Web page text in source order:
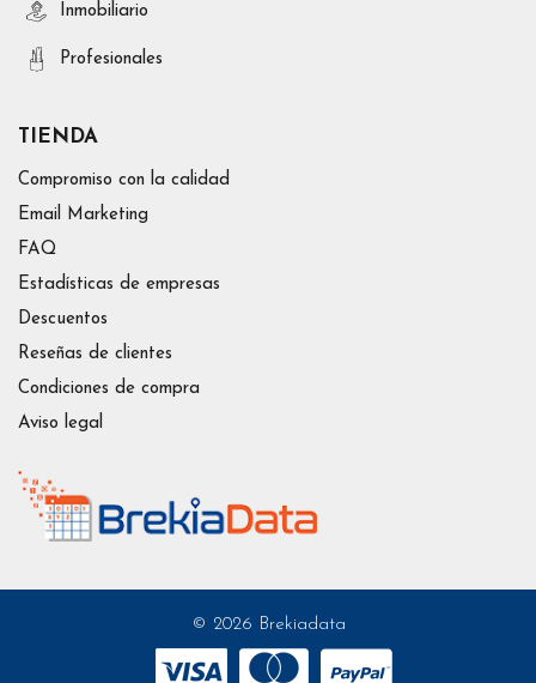
Inmobiliario
Profesionales
TIENDA
Compromiso con la calidad
Email Marketing
FAQ
Estadísticas de empresas
Descuentos
Reseñas de clientes
Condiciones de compra
Aviso legal
© 2026 Brekiadata